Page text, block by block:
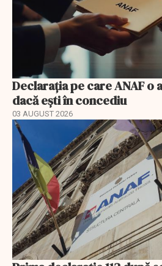
Declarația pe care ANAF o
dacă ești în concediu
03 AUGUST 2026